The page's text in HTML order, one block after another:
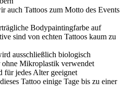
auch Tattoos zum Motto des Events
Bodypaintingfarbe auf
sind von echten Tattoos kaum zu
ausschließlich biologisch
Mikroplastik verwendet
für jedes Alter geeignet
Tattoo einige Tage bis zu einer